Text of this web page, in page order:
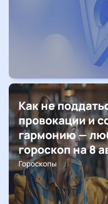
Как не
провокации и
гармонию —
гороскоп на 8
Гороскопы